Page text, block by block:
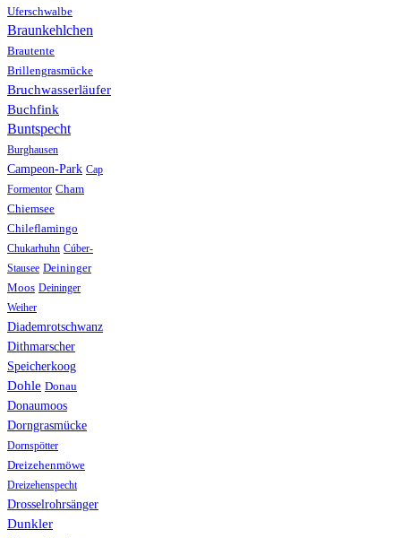
Uferschwalbe
Braunkehlchen
Brautente
Brillengrasmücke
Bruchwasserläufer
Buchfink
Buntspecht
Burghausen
Campeon-Park Cap
Formentor Cham
Chiemsee
Chileflamingo
Chukarhuhn Cúber-
Stausee Deininger
Moos Deininger
Weiher
Diademrotschwanz
Dithmarscher
Speicherkoog
Dohle Donau
Donaumoos
Dorngrasmücke
Dornspötter
Dreizehenmöwe
Dreizehenspecht
Drosselrohrsänger
Dunkler